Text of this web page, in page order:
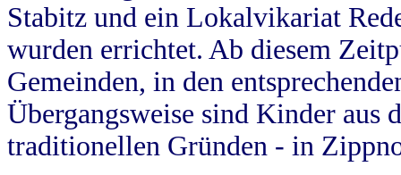
Stabitz und ein Lokalvikariat
wurden errichtet. Ab diesem
Gemeinden, in den
Übergangsweise sind Kinder aus
traditionellen Gründen - in